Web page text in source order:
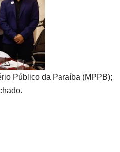
Público da Paraíba (MPPB);